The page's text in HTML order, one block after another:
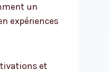
un
expériences
et